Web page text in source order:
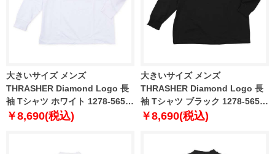
大きいサイズ メンズ
THRASHER Diamond Logo 長
袖 Tシャツ ホワイト 1278-5655-
1 3L 4L 5L 6L 8L
￥8,690(税込)
大きいサイズ メンズ
THRASHER Diamond Logo 長
袖 Tシャツ ブラック 1278-5655-
2 3L 4L 5L 6L 8L
￥8,690(税込)